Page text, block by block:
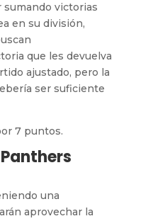
victorias
en su división,
que les devuelva
ajustado, pero la
ser suficiente
7 puntos.
una
aprovechar la